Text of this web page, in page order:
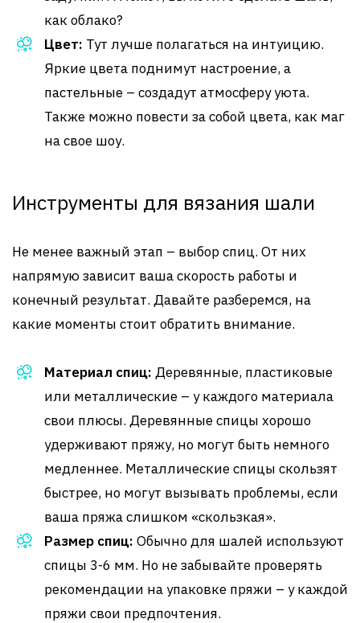
как облако?
Цвет: Тут лучше полагаться на интуицию.
Яркие цвета поднимут настроение, а
пастельные – создадут атмосферу уюта.
Также можно повести за собой цвета, как маг
на свое шоу.
Инструменты для вязания шали
Не менее важный этап – выбор спиц. От них
напрямую зависит ваша скорость работы и
конечный результат. Давайте разберемся, на
какие моменты стоит обратить внимание.
Материал спиц: Деревянные, пластиковые
или металлические – у каждого материала
свои плюсы. Деревянные спицы хорошо
удерживают пряжу, но могут быть немного
медленнее. Металлические спицы скользят
быстрее, но могут вызывать проблемы, если
ваша пряжа слишком «скользкая».
Размер спиц: Обычно для шалей используют
спицы 3-6 мм. Но не забывайте проверять
рекомендации на упаковке пряжи – у каждой
пряжи свои предпочтения.